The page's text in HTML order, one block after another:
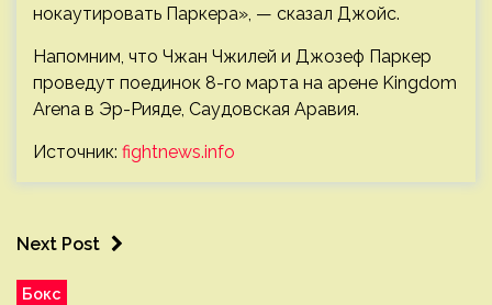
нокаутировать Паркера», — сказал Джойс.
Напомним, что Чжан Чжилей и Джозеф Паркер
проведут поединок 8-го марта на арене Kingdom
Arena в Эр-Рияде, Саудовская Аравия.
Источник: fightnews.info
Next Post
Бокс